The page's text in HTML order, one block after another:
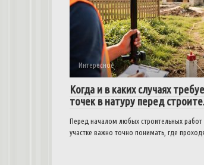
Интересное
Когда и в каких случаях
точек в натуру перед
Перед началом любых строительных работ
участке важно точно понимать, где